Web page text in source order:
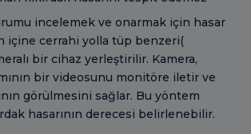
incelemek ve onarmak için hasar
içine cerrahi yolla tüp benzeri(
bir cihaz yerleştirilir. Kamera,
bir videosunu monitöre iletir ve
görülmesini sağlar. Bu yöntem
hasarının derecesi belirlenebilir.